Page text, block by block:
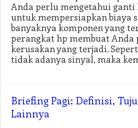
Anda perlu mengetahui ganti
untuk mempersiapkan biaya
banyaknya komponen yang
perangkat hp membuat
kerusakan yang terjadi.
tidak adanya sinyal, maka
Briefing Pagi: Definisi,
Lainnya